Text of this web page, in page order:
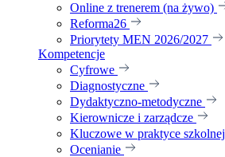
Online z trenerem (na żywo)
Reforma26
Priorytety MEN 2026/2027
Kompetencje
Cyfrowe
Diagnostyczne
Dydaktyczno-metodyczne
Kierownicze i zarządcze
Kluczowe w praktyce szkolnej
Ocenianie